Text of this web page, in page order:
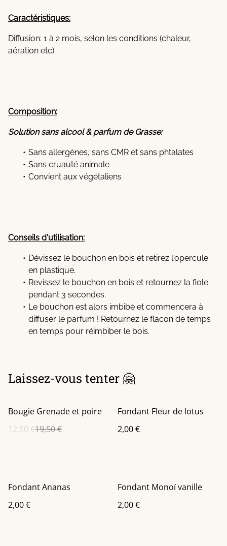
Caractéristiques:
Diffusion: 1 à 2 mois, selon les conditions (chaleur,
aération etc).
Composition:
Solution sans alcool & parfum de Grasse:
Sans allergènes, sans CMR et sans phtalates
Sans cruauté animale
Convient aux végétaliens
Conseils d'utilisation:
Dévissez le bouchon en bois et retirez l'opercule
en plastique.
Revissez le bouchon en bois et retournez la fiole
pendant 3 secondes.
Le bouchon est alors imbibé et commencera à
diffuser le parfum ! Retournez le flacon de temps
en temps pour réimbiber le bois.
Laissez-vous tenter 🤗
%
Bougie Grenade et poire
12,50 €19,50 €
Fondant Fleur de lotus
2,00 €
Fondant Ananas
2,00 €
Fondant Monoï vanille
2,00 €